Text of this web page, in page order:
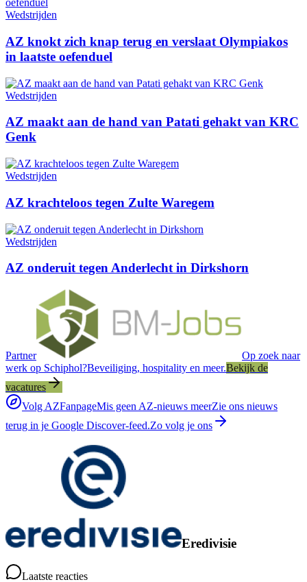
Wedstrijden
AZ knokt zich knap terug en verslaat Olympiakos
in laatste oefenduel
Wedstrijden
AZ maakt aan de hand van Patati gehakt van KRC
Genk
Wedstrijden
AZ krachteloos tegen Zulte Waregem
Wedstrijden
AZ onderuit tegen Anderlecht in Dirkshorn
Partner
Op zoek naar
werk op Schiphol?Beveiliging, hospitality en meer.Bekijk de
vacatures
Volg AZFanpageMis geen AZ-nieuws meerZie ons nieuws
terug in je Google Discover-feed.Zo volg je ons
Eredivisie
Laatste reacties